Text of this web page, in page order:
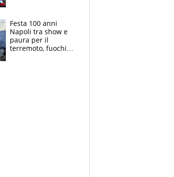
prendono 3 gol in
45'
Festa 100 anni
Napoli tra show e
paura per il
terremoto, fuochi